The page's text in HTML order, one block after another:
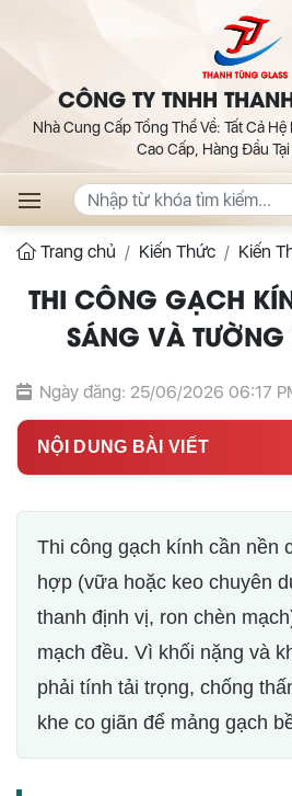
CÔNG TY TNHH
Nhà Cung Cấp Tổng Thể Về: Tất Cả
Cao Cấp, Hàng Đầu
Trang chủ Kiến Thức Kiến
THI CÔNG GẠCH
SÁNG VÀ TƯỜNG
Ngày đăng: 25/06/2026 06:17
NỘI DUNG BÀI VIẾT
Thi công gạch kính cần nền
hợp (vữa hoặc keo chuyên
thanh định vị, ron chèn
mạch đều. Vì khối nặng và
phải tính tải trọng, chống
khe co giãn để mảng gạch